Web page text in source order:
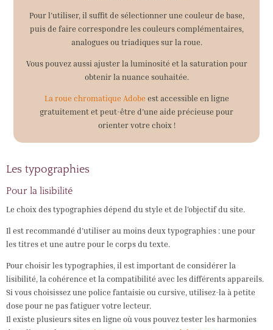
Pour l’utiliser, il suffit de sélectionner une couleur de base,
puis de faire correspondre les couleurs complémentaires,
analogues ou triadiques sur la roue.
Vous pouvez aussi ajuster la luminosité et la saturation pour
obtenir la nuance souhaitée.
La roue chromatique Adobe est accessible en ligne
gratuitement et peut-être d’une aide précieuse pour
orienter votre choix !
Les typographies
Pour la lisibilité
Le choix des typographies dépend du style et de l’objectif du site.
Il est recommandé d’utiliser au moins deux typographies : une pour
les titres et une autre pour le corps du texte.
Pour choisir les typographies, il est important de considérer la
lisibilité, la cohérence et la compatibilité avec les différents appareils.
Si vous choisissez une police fantaisie ou cursive, utilisez-la à petite
dose pour ne pas fatiguer votre lecteur.
Il existe plusieurs sites en ligne où vous pouvez tester les harmonies